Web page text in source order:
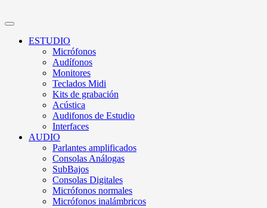
ESTUDIO
Micrófonos
Audífonos
Monitores
Teclados Midi
Kits de grabación
Acústica
Audifonos de Estudio
Interfaces
AUDIO
Parlantes amplificados
Consolas Análogas
SubBajos
Consolas Digitales
Micrófonos normales
Micrófonos inalámbricos